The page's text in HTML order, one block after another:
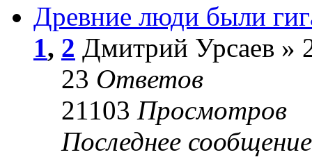
Древние люди были
1, 2 Дмитрий Урсаев »
23 Ответов
21103 Просмотров
Последнее